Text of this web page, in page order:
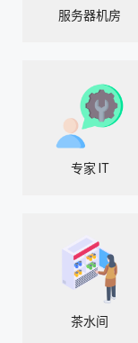
服务器机房
专家 IT
茶水间